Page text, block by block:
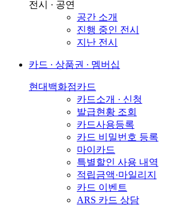
전시 · 공연
공간 소개
진행 중인 전시
지난 전시
카드 ∙ 상품권 ∙ 멤버십
현대백화점카드
카드소개 · 신청
발급현황 조회
카드사용등록
카드 비밀번호 등록
마이카드
특별할인 사용 내역
적립금액·마일리지
카드 이벤트
ARS 카드 상담